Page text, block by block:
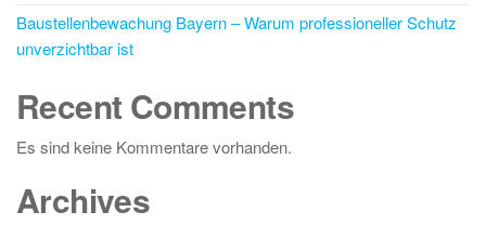
Baustellenbewachung Bayern – Warum professioneller Schutz
unverzichtbar ist
Recent Comments
Es sind keine Kommentare vorhanden.
Archives